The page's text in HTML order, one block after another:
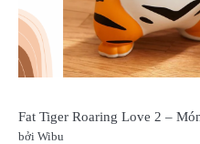
Fat Tiger Roaring Love 2 –
bởi Wibu